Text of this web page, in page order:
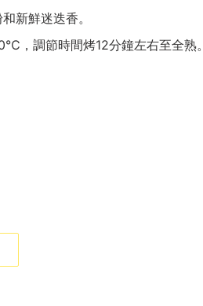
新鮮迷迭香。
，調節時間烤12分鐘左右至全熟。